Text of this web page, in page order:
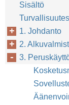
Sisältö
1. Johdanto
2.
3.